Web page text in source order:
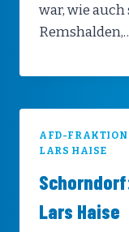
war, wie
AFD-FRAKTION
LARS HAISE
Lars Haise